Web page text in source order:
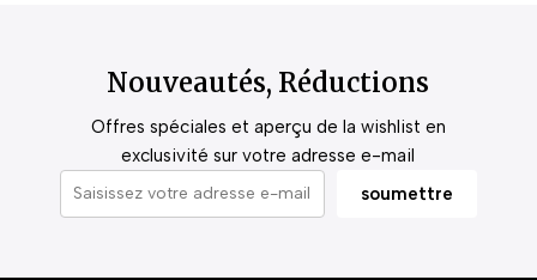
Nouveautés, Réductions
Offres spéciales et aperçu de la wishlist en
exclusivité sur votre adresse e-mail